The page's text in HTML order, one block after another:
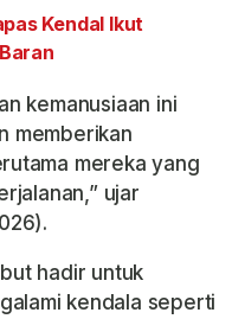
Kendal Ikut
kemanusiaan ini
memberikan
mereka yang
ujar
hadir untuk
kendala seperti